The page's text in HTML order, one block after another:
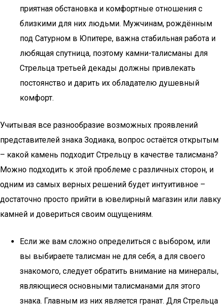
приятная обстановка и комфортные отношения с
близкими для них людьми. Мужчинам, рождённым
под Сатурном в Юпитере, важна стабильная работа и
любящая спутница, поэтому камни-талисманы для
Стрельца третьей декады должны привлекать
постоянство и дарить их обладателю душевный
комфорт.
Учитывая все разнообразие возможных проявлений
представителей знака Зодиака, вопрос остаётся открытым
– какой камень подходит Стрельцу в качестве талисмана?
Можно подходить к этой проблеме с различных сторон, и
одним из самых верных решений будет интуитивное –
достаточно просто прийти в ювелирный магазин или лавку
камней и довериться своим ощущениям.
Если же вам сложно определиться с выбором, или
вы выбираете талисман не для себя, а для своего
знакомого, следует обратить внимание на минералы,
являющиеся основными талисманами для этого
знака. Главным из них является гранат. Для Стрельца